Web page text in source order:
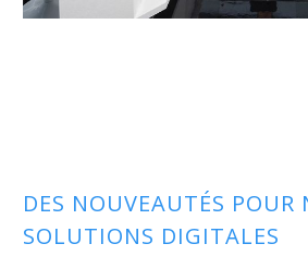
DES NOUVEAUTÉS POUR
SOLUTIONS DIGITALES